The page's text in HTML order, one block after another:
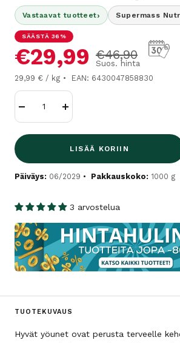
Vastaavat tuotteet› Supermass
SÄÄSTÄ 36%
Alennushinta
€29,99 Normaalihinta
€46,90
Suos. hinta
29,99 € / kg EAN: 6430047858830
Lisää
LISÄÄ KORIIN
Päiväys: 06/2029 Pakkauskoko: 1000 g
3 arvostelua
TUOTEKUVAUS
Hyvät yöunet ovat perusta terveelle